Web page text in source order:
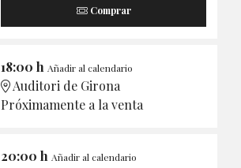
Comprar
18:00 h Añadir al calendario
Auditori de Girona
Próximamente a la venta
20:00 h Añadir al calendario